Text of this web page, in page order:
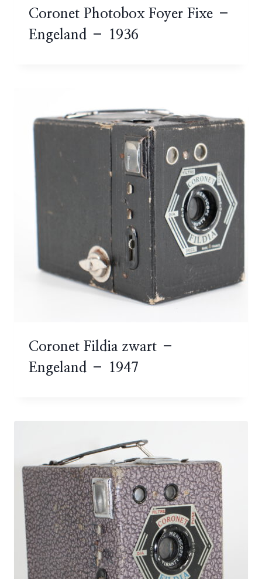
Coronet Photobox Foyer Fixe –
Engeland – 1936
Coronet Fildia zwart –
Engeland – 1947